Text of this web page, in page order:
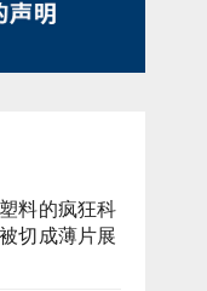
料的疯狂科
切成薄片展